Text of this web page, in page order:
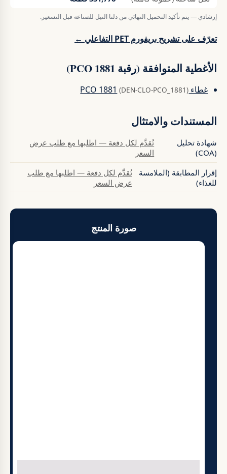
إرشادي — يتم تأكيد التحميل النهائي من دلتا النيل للصناعة قبل التسعير.
تعرّف على تشريح بريفورم PET التفاعلي ←
الأغطية المتوافقة (رقبة PCO 1881)
غطاء PCO 1881 (DEN-CLO-PCO_1881)
المستندات والامتثال
شهادة تحليل
(COA)
تُقدَّم لكل دفعة — اطلبها مع طلب عرض
السعر
إقرار المطابقة (الملامسة
للغذاء)
تُقدَّم لكل دفعة — اطلبها مع طلب
عرض السعر
صورة المنتج